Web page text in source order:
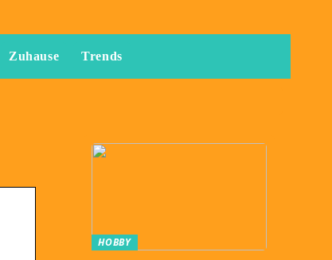
Zuhause Trends
HOBBY